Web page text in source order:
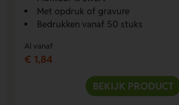
Met opdruk of gravure
Bedrukken vanaf 50 stuks
Al vanaf
€ 1,84
BEKIJK PRODUCT